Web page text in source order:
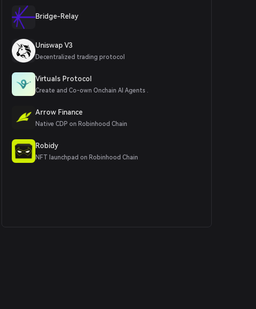
Bridge-Relay
Uniswap V3
Decentralized trading protocol
Virtuals Protocol
Create and Co-own Onchain AI Agents .
Arrow Finance
Native CDP on Robinhood Chain
Robidy
NFT launchpad on Robinhood Chain